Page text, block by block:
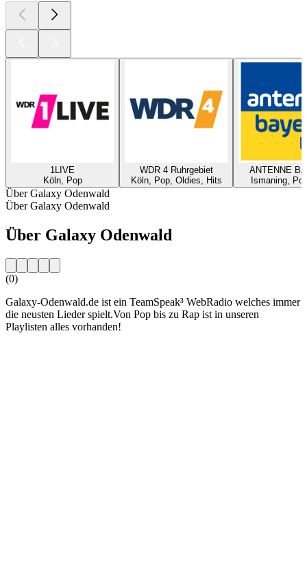
1LIVE
Köln, Pop
WDR 4 Ruhrgebiet
Köln, Pop, Oldies, Hits
ANTENNE
Ismaning,
Über Galaxy Odenwald
Über Galaxy Odenwald
Über Galaxy Odenwald
(0)
Galaxy-Odenwald.de ist ein TeamSpeak³ WebRadio welches immer
die neusten Lieder spielt.Von Pop bis zu Rap ist in unseren
Playlisten alles vorhanden!